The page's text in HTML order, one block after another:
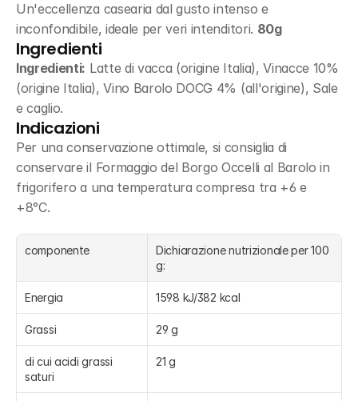
Un'eccellenza casearia dal gusto intenso e
inconfondibile, ideale per veri intenditori. 80g
Ingredienti
Ingredienti: Latte di vacca (origine Italia), Vinacce 10%
(origine Italia), Vino Barolo DOCG 4% (all'origine), Sale
e caglio.
Indicazioni
Per una conservazione ottimale, si consiglia di
conservare il Formaggio del Borgo Occelli al Barolo in
frigorifero a una temperatura compresa tra +6 e
+8°C.
componente
Dichiarazione nutrizionale per 100
g:
Energia 1598 kJ/382 kcal
Grassi 29 g
di cui acidi grassi
saturi
21 g